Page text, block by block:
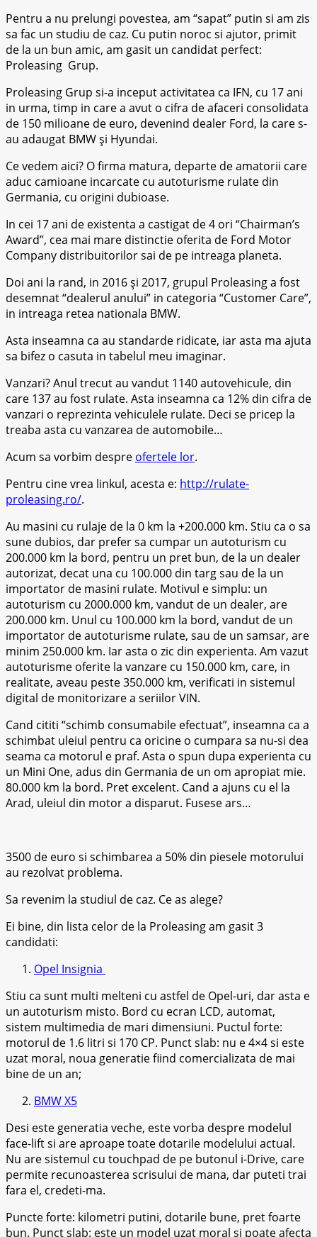
Pentru a nu prelungi povestea, am “sapat” putin si am zis
sa fac un studiu de caz. Cu putin noroc si ajutor, primit
de la un bun amic, am gasit un candidat perfect:
Proleasing Grup.
Proleasing Grup si-a inceput activitatea ca IFN, cu 17 ani
in urma, timp in care a avut o cifra de afaceri consolidata
de 150 milioane de euro, devenind dealer Ford, la care s-
au adaugat BMW și Hyundai.
Ce vedem aici? O firma matura, departe de amatorii care
aduc camioane incarcate cu autoturisme rulate din
Germania, cu origini dubioase.
In cei 17 ani de existenta a castigat de 4 ori “Chairman’s
Award”, cea mai mare distinctie oferita de Ford Motor
Company distribuitorilor sai de pe intreaga planeta.
Doi ani la rand, in 2016 și 2017, grupul Proleasing a fost
desemnat “dealerul anului” in categoria “Customer Care”,
in intreaga retea nationala BMW.
Asta inseamna ca au standarde ridicate, iar asta ma ajuta
sa bifez o casuta in tabelul meu imaginar.
Vanzari? Anul trecut au vandut 1140 autovehicule, din
care 137 au fost rulate. Asta inseamna ca 12% din cifra de
vanzari o reprezinta vehiculele rulate. Deci se pricep la
treaba asta cu vanzarea de automobile…
Acum sa vorbim despre ofertele lor.
Pentru cine vrea linkul, acesta e: http://rulate-
proleasing.ro/.
Au masini cu rulaje de la 0 km la +200.000 km. Stiu ca o sa
sune dubios, dar prefer sa cumpar un autoturism cu
200.000 km la bord, pentru un pret bun, de la un dealer
autorizat, decat una cu 100.000 din targ sau de la un
importator de masini rulate. Motivul e simplu: un
autoturism cu 2000.000 km, vandut de un dealer, are
200.000 km. Unul cu 100.000 km la bord, vandut de un
importator de autoturisme rulate, sau de un samsar, are
minim 250.000 km. Iar asta o zic din experienta. Am vazut
autoturisme oferite la vanzare cu 150.000 km, care, in
realitate, aveau peste 350.000 km, verificati in sistemul
digital de monitorizare a seriilor VIN.
Cand cititi “schimb consumabile efectuat”, inseamna ca a
schimbat uleiul pentru ca oricine o cumpara sa nu-si dea
seama ca motorul e praf. Asta o spun dupa experienta cu
un Mini One, adus din Germania de un om apropiat mie.
80.000 km la bord. Pret excelent. Cand a ajuns cu el la
Arad, uleiul din motor a disparut. Fusese ars…
3500 de euro si schimbarea a 50% din piesele motorului
au rezolvat problema.
Sa revenim la studiul de caz. Ce as alege?
Ei bine, din lista celor de la Proleasing am gasit 3
candidati:
Opel Insignia
Stiu ca sunt multi melteni cu astfel de Opel-uri, dar asta e
un autoturism misto. Bord cu ecran LCD, automat,
sistem multimedia de mari dimensiuni. Puctul forte:
motorul de 1.6 litri si 170 CP. Punct slab: nu e 4×4 si este
uzat moral, noua generatie fiind comercializata de mai
bine de un an;
BMW X5
Desi este generatia veche, este vorba despre modelul
face-lift si are aproape toate dotarile modelului actual.
Nu are sistemul cu touchpad de pe butonul i-Drive, care
permite recunoasterea scrisului de mana, dar puteti trai
fara el, credeti-ma.
Puncte forte: kilometri putini, dotarile bune, pret foarte
bun. Punct slab: este un model uzat moral si poate afecta